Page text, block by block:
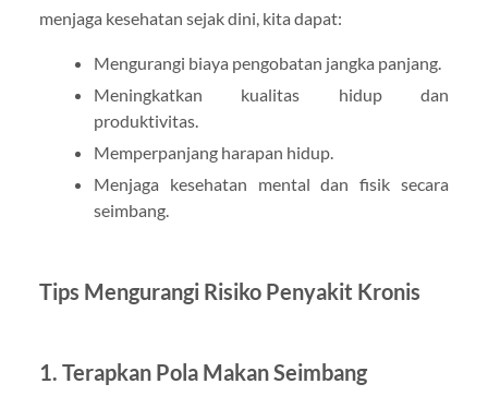
menjaga kesehatan sejak dini, kita dapat:
Mengurangi biaya pengobatan jangka panjang.
Meningkatkan kualitas hidup dan
produktivitas.
Memperpanjang harapan hidup.
Menjaga kesehatan mental dan fisik secara
seimbang.
Tips Mengurangi Risiko Penyakit Kronis
1. Terapkan Pola Makan Seimbang